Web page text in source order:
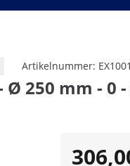
Artikelnummer:
250 mm - 0